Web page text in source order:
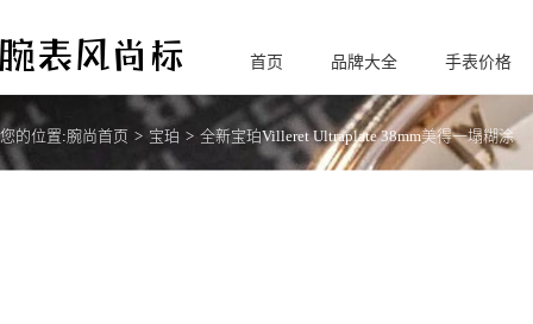
腕
表风尚标
首页 品牌大全 手表价格
您的位置:腕尚首页 宝珀 全新宝珀Villeret Ultraplate 38mm美得一塌糊涂